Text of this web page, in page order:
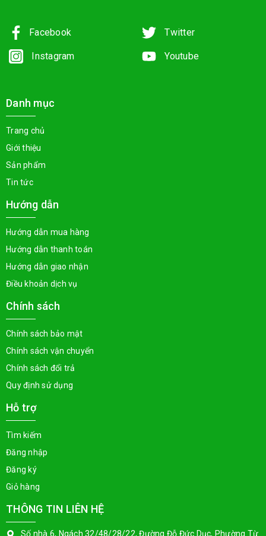
Facebook Twitter
Instagram Youtube
Danh mục
Trang chủ
Giới thiệu
Sản phẩm
Tin tức
Hướng dẫn
Hướng dẫn mua hàng
Hướng dẫn thanh toán
Hướng dẫn giao nhận
Điều khoản dịch vụ
Chính sách
Chính sách bảo mật
Chính sách vận chuyển
Chính sách đổi trả
Quy định sử dụng
Hỗ trợ
Tìm kiếm
Đăng nhập
Đăng ký
Giỏ hàng
THÔNG TIN LIÊN HỆ
Số nhà 6, Ngách 32/48/28/22, Đường Đỗ Đức Dục, Phường Từ